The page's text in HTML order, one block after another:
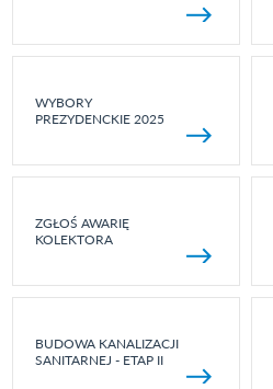
WYBORY
PREZYDENCKIE 2025
ZGŁOŚ AWARIĘ
KOLEKTORA
BUDOWA KANALIZACJI
SANITARNEJ - ETAP II